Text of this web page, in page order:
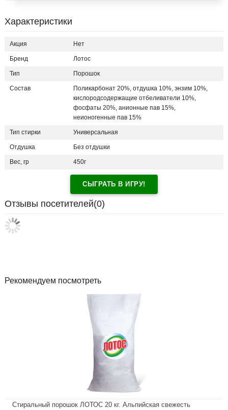
Характеристики
Акция Нет
Бренд Лотос
Тип Порошок
Состав
Поликарбонат 20%, отдушка 10%, энзим 10%,
кислородсодержащие отбеливатели 10%,
фосфаты 20%, анионные пав 15%,
неионогенные пав 15%
Тип стирки Универсальная
Отдушка Без отдушки
Вес, гр 450г
СЫГРАТЬ В ИГРУ!
Отзывы посетителей(0)
Рекомендуем посмотреть
Стиральный порошок ЛОТОС 20 кг. Альпийская свежесть